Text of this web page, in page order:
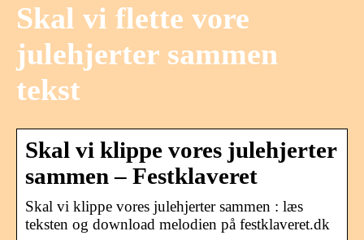
Skal vi flette vore
julehjerter sammen
tekst
Skal vi klippe vores julehjerter
sammen – Festklaveret
Skal vi klippe vores julehjerter sammen : læs
teksten og download melodien på festklaveret.dk